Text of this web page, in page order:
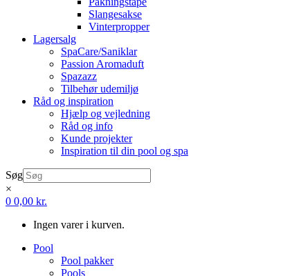
Slangesakse
Vinterpropper
Lagersalg
SpaCare/Saniklar
Passion Aromaduft
Spazazz
Tilbehør udemiljø
Råd og inspiration
Hjælp og vejledning
Råd og info
Kunde projekter
Inspiration til din pool og spa
Søg
×
0 0,00 kr.
Ingen varer i kurven.
Pool
Pool pakker
Pools